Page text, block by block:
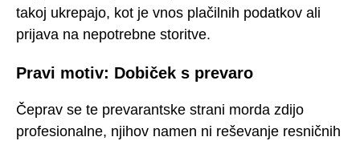
takoj ukrepajo, kot je vnos plačilnih podatkov ali
prijava na nepotrebne storitve.
Pravi motiv: Dobiček s prevaro
Čeprav se te prevarantske strani morda zdijo
profesionalne, njihov namen ni reševanje resničnih